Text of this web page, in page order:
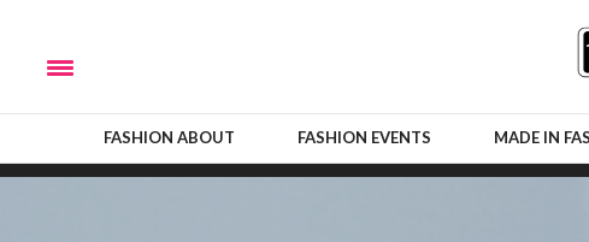
FASHION ABOUT FASHION EVENTS MADE IN